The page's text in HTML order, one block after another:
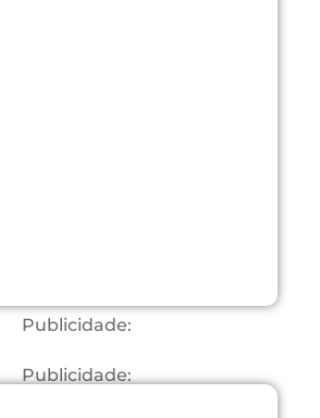
Publicidade:
Publicidade: